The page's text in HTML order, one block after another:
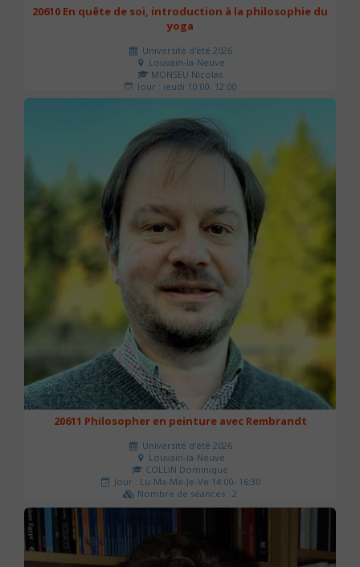
20610 En quête de soi, introduction à la philosophie du
yoga
Université d'été 2026
Louvain-la-Neuve
MONSEU Nicolas
Jour : jeudi 10:00- 12:00
Nombre de séances : 1
20611 Philosopher en peinture avec Rembrandt
Université d'été 2026
Louvain-la-Neuve
COLLIN Dominique
Jour : Lu-Ma-Me-Je-Ve 14:00- 16:30
Nombre de séances : 2
51 €